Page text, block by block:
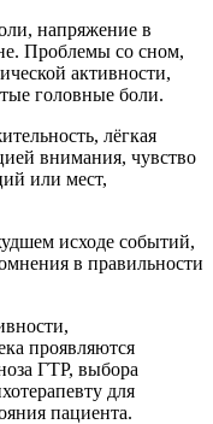
напряжение в
Проблемы со сном,
активности,
головные боли.
лёгкая
внимания, чувство
или мест,
исходе событий,
в правильности
проявляются
ГТР, выбора
для
пациента.